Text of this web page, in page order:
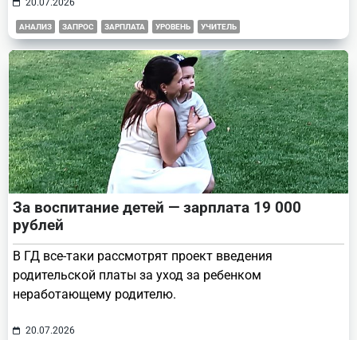
АНАЛИЗ ЗАПРОС ЗАРПЛАТА УРОВЕНЬ УЧИТЕЛЬ
За воспитание детей — зарплата 19 000
рублей
В ГД все-таки рассмотрят проект введения
родительской платы за уход за ребенком
неработающему родителю.
20.07.2026